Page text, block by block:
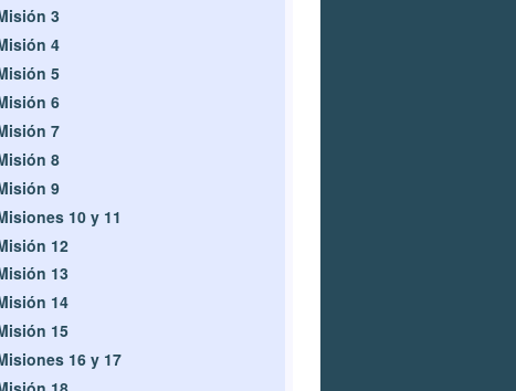
3
4
5
6
7
8
9
10 y 11
12
13
14
15
16 y 17